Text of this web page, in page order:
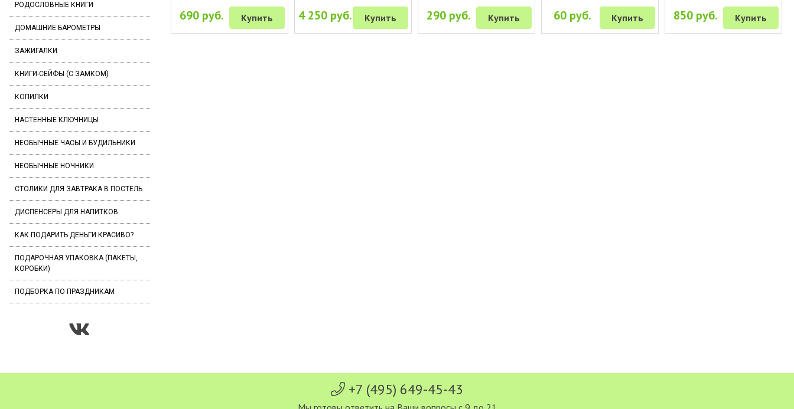
РОДОСЛОВНЫЕ КНИГИ
ДОМАШНИЕ БАРОМЕТРЫ
ЗАЖИГАЛКИ
КНИГИ-СЕЙФЫ (С ЗАМКОМ)
КОПИЛКИ
НАСТЕННЫЕ КЛЮЧНИЦЫ
НЕОБЫЧНЫЕ ЧАСЫ И БУДИЛЬНИКИ
НЕОБЫЧНЫЕ НОЧНИКИ
СТОЛИКИ ДЛЯ ЗАВТРАКА В ПОСТЕЛЬ
ДИСПЕНСЕРЫ ДЛЯ НАПИТКОВ
КАК ПОДАРИТЬ ДЕНЬГИ КРАСИВО?
ПОДАРОЧНАЯ УПАКОВКА (ПАКЕТЫ,
КОРОБКИ)
ПОДБОРКА ПО ПРАЗДНИКАМ
690 руб. Купить 4 250 руб. Купить 290 руб. Купить 60 руб. Купить 850 руб. Купить
+7 (495) 649-45-43